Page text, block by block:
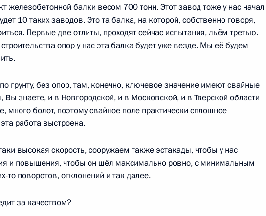
Андрея Никитина
19:45
16:15
железобетонной балки весом 700 тонн. Этот завод тоже у нас начал
10 таких заводов. Это та балка, на которой, собственно говоря,
Первые две отлиты, проходят сейчас испытания, льём третью.
опор у нас эта балка будет уже везде. Мы её будем
грунту, без опор, там, конечно, ключевое значение имеют свайные
Вы знаете, и в Новгородской, и в Московской, и в Тверской области
много болот, поэтому свайное поле практически сплошное
работа выстроена.
высокая скорость, сооружаем также эстакады, чтобы у нас
и повышения, чтобы он шёл максимально ровно, с минимальным
то поворотов, отклонений и так далее.
за качеством?